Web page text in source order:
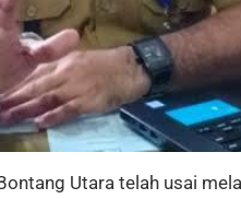
Utara telah usai